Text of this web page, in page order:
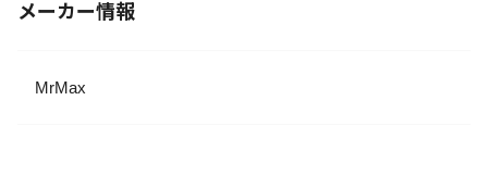
メーカー情報
MrMax